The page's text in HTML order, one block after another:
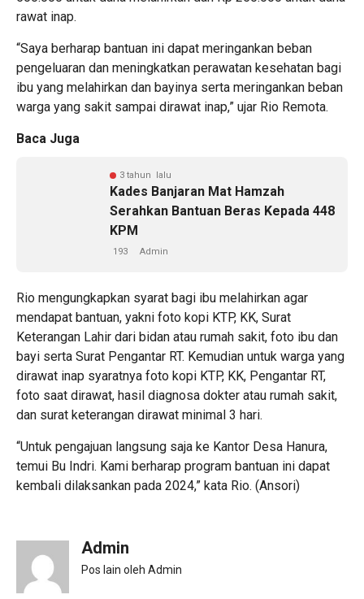
rawat inap.
“Saya berharap bantuan ini dapat meringankan beban
pengeluaran dan meningkatkan perawatan kesehatan bagi
ibu yang melahirkan dan bayinya serta meringankan beban
warga yang sakit sampai dirawat inap,” ujar Rio Remota.
Baca Juga
3 tahun lalu
Kades Banjaran Mat Hamzah
Serahkan Bantuan Beras Kepada 448
KPM
193 Admin
Rio mengungkapkan syarat bagi ibu melahirkan agar
mendapat bantuan, yakni foto kopi KTP, KK, Surat
Keterangan Lahir dari bidan atau rumah sakit, foto ibu dan
bayi serta Surat Pengantar RT. Kemudian untuk warga yang
dirawat inap syaratnya foto kopi KTP, KK, Pengantar RT,
foto saat dirawat, hasil diagnosa dokter atau rumah sakit,
dan surat keterangan dirawat minimal 3 hari.
“Untuk pengajuan langsung saja ke Kantor Desa Hanura,
temui Bu Indri. Kami berharap program bantuan ini dapat
kembali dilaksankan pada 2024,” kata Rio. (Ansori)
Admin
Pos lain oleh Admin